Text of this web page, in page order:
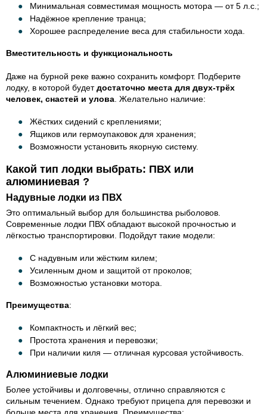
Минимальная совместимая мощность мотора — от 5 л.с.;
Надёжное крепление транца;
Хорошее распределение веса для стабильности хода.
Вместительность и функциональность
Даже на бурной реке важно сохранить комфорт. Подберите
лодку, в которой будетдостаточно места для двух-трёх
человек, снастей и улова . Желательно наличие:
Жёстких сидений с креплениями;
Ящиков или гермоупаковок для хранения;
Возможности установить якорную систему.
Какой тип лодки выбрать: ПВХ или
алюминиевая ?
Надувные лодки из ПВХ
Это оптимальный выбор для большинства рыболовов.
Современные лодки ПВХ обладают высокой прочностью и
лёгкостью транспортировки. Подойдут такие модели:
С надувным или жёстким килем;
Усиленным дном и защитой от проколов;
Возможностью установки мотора.
Преимущества:
Компактность и лёгкий вес;
Простота хранения и перевозки;
При наличии киля — отличная курсовая устойчивость.
Алюминиевые лодки
Более устойчивы и долговечны, отлично справляются с
сильным течением. Однако требуют прицепа для перевозки и
больше места для хранения. Преимущества: